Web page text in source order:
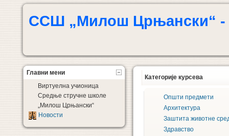
ССШ „Милош Црњански“ -
Главни мени
Виртуелна учионица
Средње стручне школе
„Милош Црњански“
Новости
Категорије курсева
Општи предмети
Архитектура
Заштита животне
Здравство